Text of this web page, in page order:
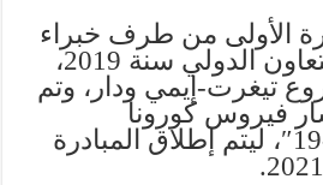
الأولى من طرف خبراء
الوكالة اليابانية للتعاون الدولي سنة 2019،
تيغرت-إيمي ودار، وتم
فيروس كورونا
المستجد “كوفيد-19″، ليتم إطلاق المبادرة